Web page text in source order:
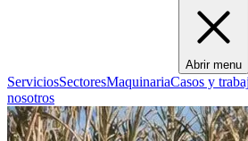
Abrir menu
ServiciosSectoresMaquinariaCasos y
nosotros